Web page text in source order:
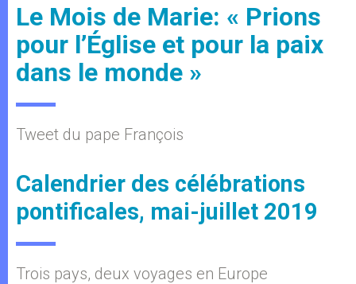
Le Mois de Marie: « Prions
pour l’Église et pour la paix
dans le monde »
Tweet du pape François
Calendrier des célébrations
pontificales, mai-juillet 2019
Trois pays, deux voyages en Europe